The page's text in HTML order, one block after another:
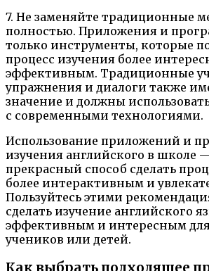
7. Не заменяйте традиционные
полностью. Приложения и
только инструменты, которые
процесс изучения более
эффективным. Традиционные
упражнения и диалоги также
значение и должны
с современными технологиями.
Использование приложений и
изучения английского в школе
прекрасный способ сделать
более интерактивным и
Пользуйтесь этими
сделать изучение английского
эффективным и интересным
учеников или детей.
Как выбрать подходящее